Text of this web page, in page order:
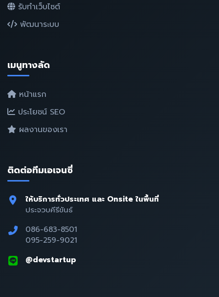
รับทำเว็บไซต์
พัฒนาระบบ
เมนูทางลัด
หน้าแรก
ประโยชน์ SEO
ผลงานของเรา
ติดต่อทีมเอเจนซี่
ให้บริการทั่วประเทศ และ Onsite ในพื้นที่
ประจวบคีรีขันธ์
086-683-8501
095-259-9021
@devstartup